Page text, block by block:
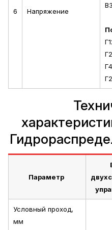
6 Напряжение
Параметр
Условный проход,
мм